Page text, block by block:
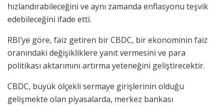
hızlandırabileceğini ve aynı zamanda enflasyonu teşvik
edebileceğini ifade etti.
RBI’ye göre, faiz getiren bir CBDC, bir ekonominin faiz
oranındaki değişikliklere yanıt vermesini ve para
politikası aktarımını artırma yeteneğini geliştirecektir.
CBDC, büyük ölçekli sermaye girişlerinin olduğu
gelişmekte olan piyasalarda, merkez bankası